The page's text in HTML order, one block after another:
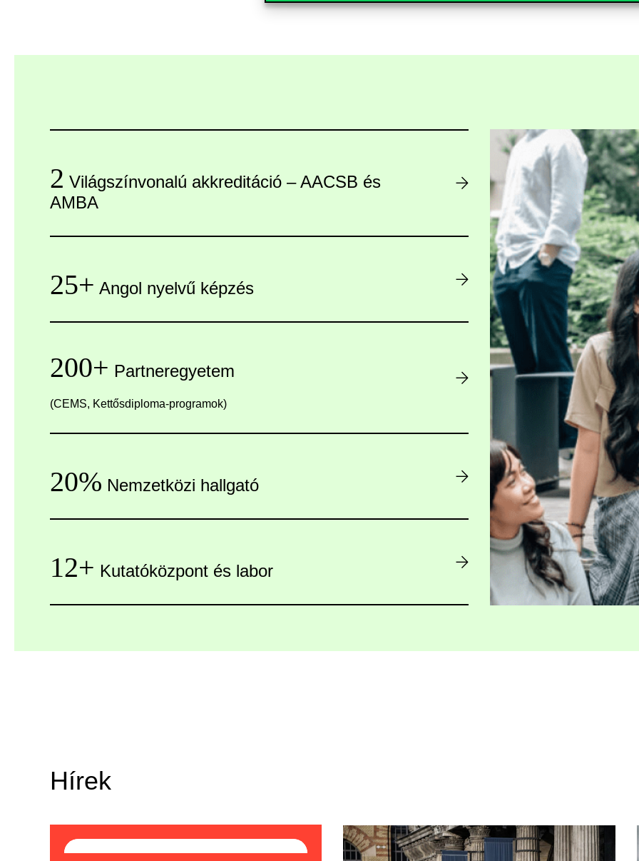
2 Világszínvonalú akkreditáció – AACSB és
AMBA
25+ Angol nyelvű képzés
200+ Partneregyetem
(CEMS, Kettősdiploma-programok)
20% Nemzetközi hallgató
12+ Kutatóközpont és labor
Hírek